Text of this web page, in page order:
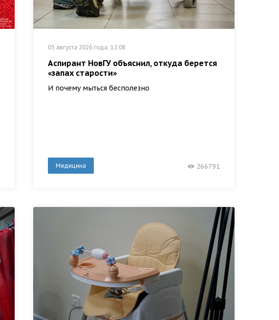
05 августа 2026 года, 12:08
Аспирант НовГУ объяснил, откуда берется
«запах старости»
И почему мыться бесполезно
Медицина 266791